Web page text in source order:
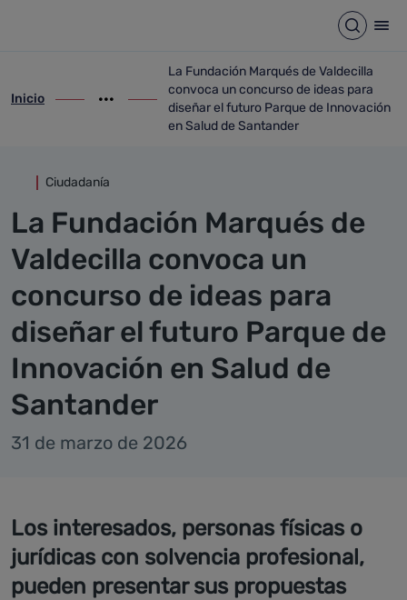
Abrir
ir-a inicio
Inicio
Mostrar opciones del camino de migas
ir-a La Fundación Marqués de
La Fundación Marqués de Valdecilla
convoca un concurso de ideas para
diseñar el futuro Parque de Innovación
en Salud de Santander
Ciudadanía
La Fundación Marqués de
Valdecilla convoca un
concurso de ideas para
diseñar el futuro Parque de
Innovación en Salud de
Santander
31 de marzo de 2026
Los interesados, personas físicas o
jurídicas con solvencia profesional,
pueden presentar sus propuestas